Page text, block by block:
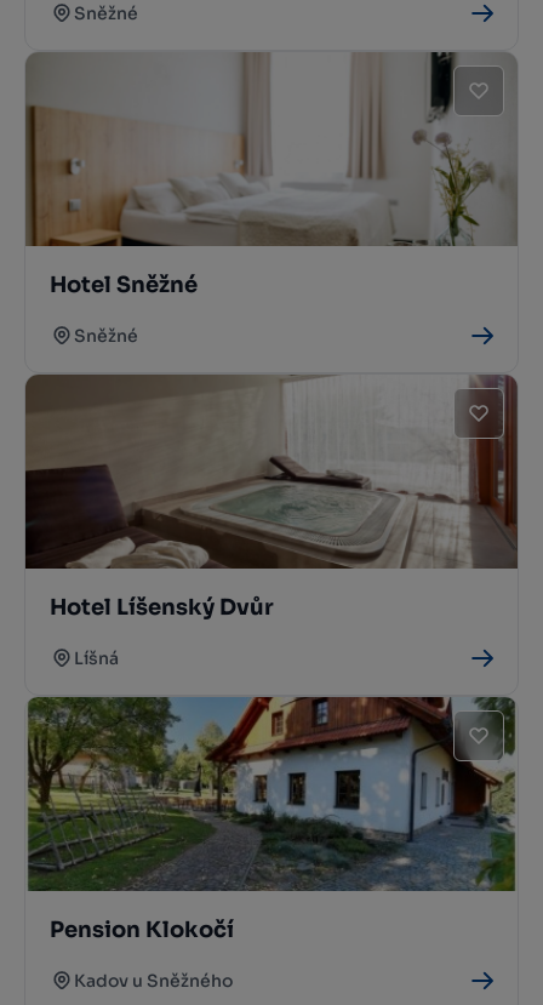
Sněžné
Hotel Sněžné
Sněžné
Hotel Líšenský Dvůr
Líšná
Pension Klokočí
Kadov u Sněžného